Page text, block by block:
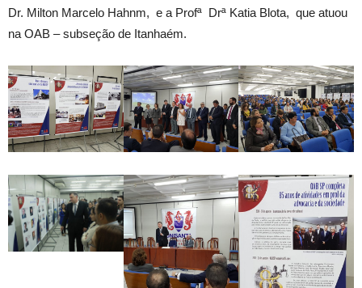
Dr. Milton Marcelo Hahnm, e a Profª Drª Katia Blota, que atuou
na OAB – subseção de Itanhaém.